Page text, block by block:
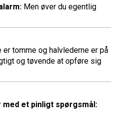
Men øver du egentlig
er tomme og halvlederne er på
og tøvende at opføre sig
et pinligt spørgsmål: